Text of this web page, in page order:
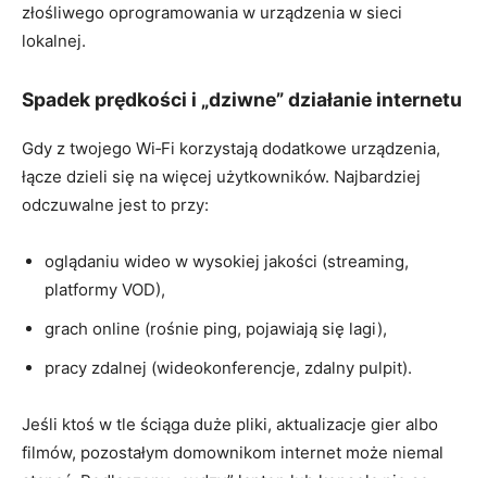
złośliwego oprogramowania w urządzenia w sieci
lokalnej.
Spadek prędkości i „dziwne” działanie internetu
Gdy z twojego Wi‑Fi korzystają dodatkowe urządzenia,
łącze dzieli się na więcej użytkowników. Najbardziej
odczuwalne jest to przy:
oglądaniu wideo w wysokiej jakości (streaming,
platformy VOD),
grach online (rośnie ping, pojawiają się lagi),
pracy zdalnej (wideokonferencje, zdalny pulpit).
Jeśli ktoś w tle ściąga duże pliki, aktualizacje gier albo
filmów, pozostałym domownikom internet może niemal